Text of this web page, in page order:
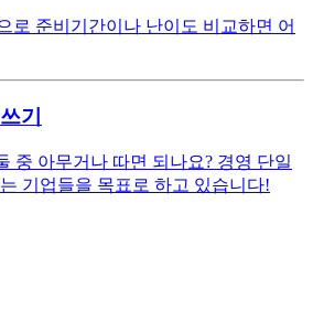
로 준비기간이나 난이도 비교하면 어
기
중 아무거나 따면 되나요? 경영 단일
기업들을 목표로 하고 있습니다!